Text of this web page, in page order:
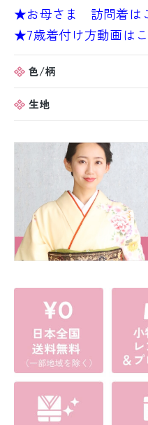
★お母さま 訪問着は
★7歳着付け方動画は
色/柄
生地